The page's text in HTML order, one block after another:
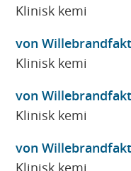
Klinisk kemi
von
Klinisk kemi
von
Klinisk kemi
von
Klinisk kemi